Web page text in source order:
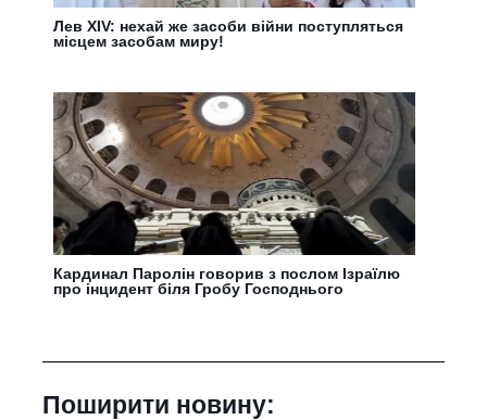
Лев XIV: нехай же засоби війни поступляться
місцем засобам миру!
Кардинал Паролін говорив з послом Ізраїлю
про інцидент біля Гробу Господнього
Поширити новину: